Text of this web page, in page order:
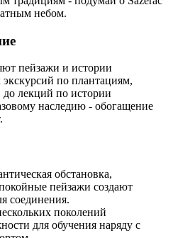
небом.
пейзажи и истории
по плантациям,
лекций по истории
наследию - обогащение
обстановка,
пейзажи создают
соединения.
поколений
для обучения наряду с